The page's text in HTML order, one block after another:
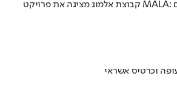
קבוצת אלמוג מציגה את פרויקט MALA: מגדלי הפרימיום האחרונים